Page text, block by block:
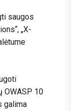
saugos
„X-
OWASP 10
galima